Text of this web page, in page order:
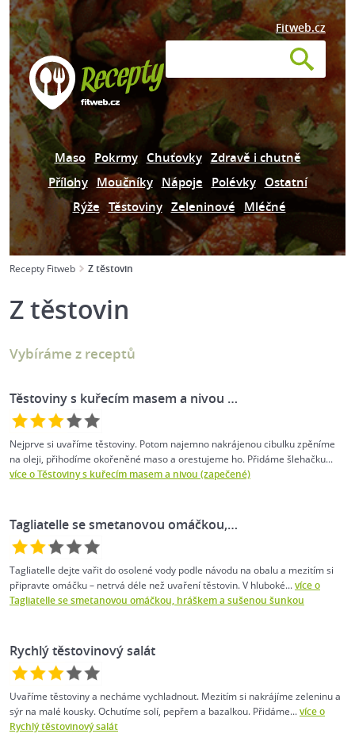
Fitweb.cz
Maso Pokrmy Chuťovky Zdravě i chutně
Přílohy Moučníky Nápoje Polévky Ostatní
Rýže Těstoviny Zeleninové Mléčné
Recepty Fitweb Z těstovin
Z těstovin
Vybíráme z receptů
Těstoviny s kuřecím masem a nivou …
Nejprve si uvaříme těstoviny. Potom najemno nakrájenou cibulku zpěníme
na oleji, přihodíme okořeněné maso a orestujeme ho. Přidáme šlehačku...
více o Těstoviny s kuřecím masem a nivou (zapečené)
Tagliatelle se smetanovou omáčkou,…
Tagliatelle dejte vařit do osolené vody podle návodu na obalu a mezitím si
připravte omáčku – netrvá déle než uvaření těstovin. V hluboké...více o
Tagliatelle se smetanovou omáčkou, hráškem a sušenou šunkou
Rychlý těstovinový salát
Uvaříme těstoviny a necháme vychladnout. Mezitím si nakrájíme zeleninu a
sýr na malé kousky. Ochutíme solí, pepřem a bazalkou. Přidáme...více o
Rychlý těstovinový salát